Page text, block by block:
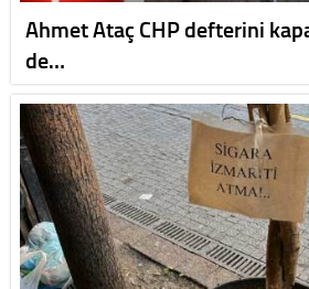
Ahmet Ataç CHP defterini
de…